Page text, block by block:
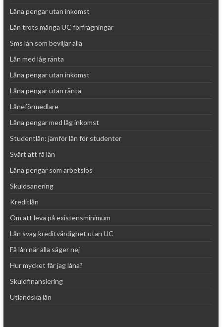
Låna pengar utan inkomst
Lån trots många UC förfrågningar
Sms lån som beviljar alla
Lån med låg ränta
Låna pengar utan inkomst
Låna pengar utan ränta
Låneförmedlare
Låna pengar med låg inkomst
Studentlån: jämför lån för studenter
Svårt att få lån
Låna pengar som arbetslös
Skuldsanering
Kreditlån
Om att leva på existensminimum
Lån svag kreditvärdighet utan UC
Få lån när alla säger nej
Hur mycket får jag låna?
Skuldfinansiering
Utländska lån